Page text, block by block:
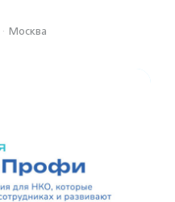
· Москва